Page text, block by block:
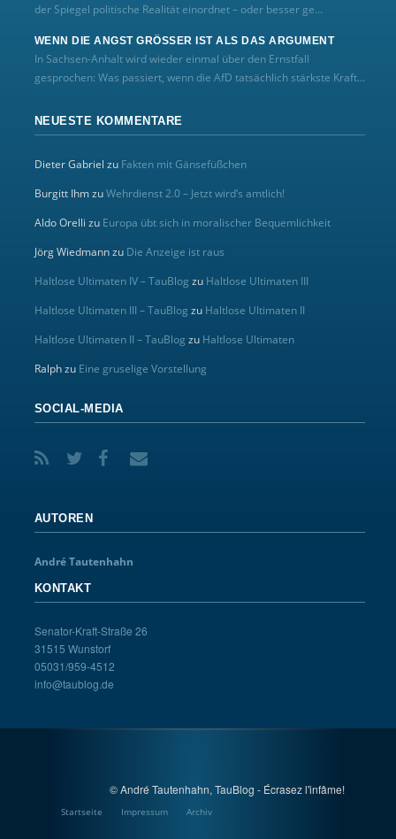
der Spiegel politische Realität einordnet – oder besser ge...
WENN DIE ANGST GRÖSSER IST ALS DAS ARGUMENT
In Sachsen-Anhalt wird wieder einmal über den Ernstfall
gesprochen: Was passiert, wenn die AfD tatsächlich stärkste Kraft...
NEUESTE KOMMENTARE
Dieter Gabriel zu Fakten mit Gänsefüßchen
Burgitt IhmzuWehrdienst 2.0 – Jetzt wird’s amtlich!
Aldo Orelli zu Europa übt sich in moralischer Bequemlichkeit
Jörg Wiedmannzu Die Anzeige ist raus
Haltlose Ultimaten IV – TauBlog zu Haltlose Ultimaten III
Haltlose Ultimaten III – TauBlog zu Haltlose Ultimaten II
Haltlose Ultimaten II – TauBlog zu Haltlose Ultimaten
Ralphzu Eine gruselige Vorstellung
SOCIAL-MEDIA
AUTOREN
André Tautenhahn
KONTAKT
Senator-Kraft-Straße 26
31515 Wunstorf
05031/959-4512
info@taublog.de
© André Tautenhahn, TauBlog - Écrasez l'infâme!
Startseite Impressum Archiv